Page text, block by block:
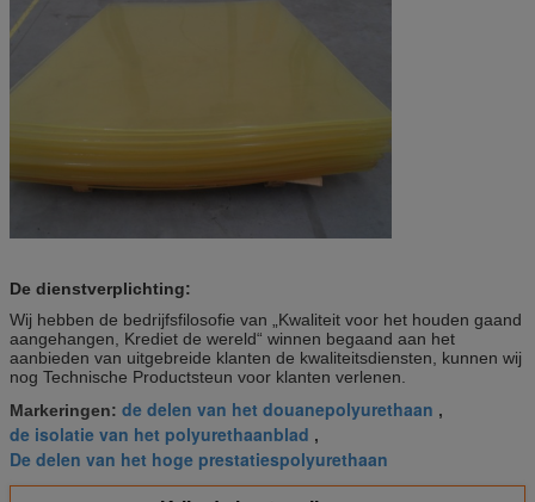
De dienstverplichting:
Wij hebben de bedrijfsfilosofie van „Kwaliteit voor het houden gaand
aangehangen, Krediet de wereld“ winnen begaand aan het
aanbieden van uitgebreide klanten de kwaliteitsdiensten, kunnen wij
nog Technische Productsteun voor klanten verlenen.
Markeringen: de delen van het douanepolyurethaan ,
de isolatie van het polyurethaanblad ,
De delen van het hoge prestatiespolyurethaan